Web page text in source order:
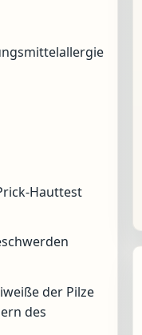
Hauttest
der Pilze
des